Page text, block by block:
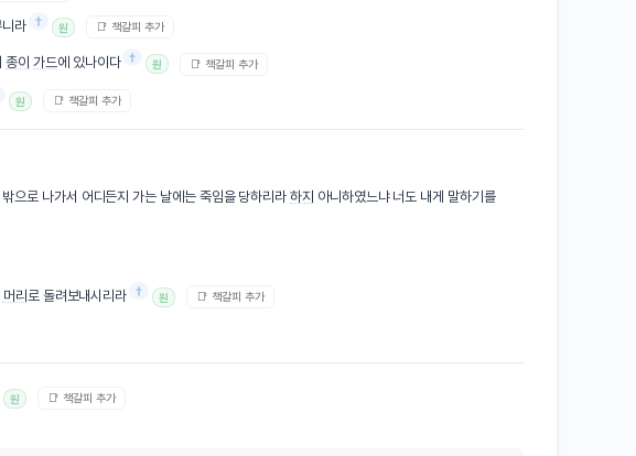
라 † 원 📑 책갈피 추가
종이 가드에 있나이다 † 원 📑 책갈피 추가
원 📑 책갈피 추가
으로 나가서 어디든지 가는 날에는 죽임을 당하리라하지 아니하였느냐 너도 내게 말하기를
머리 로 돌려보내시리라 † 원 📑 책갈피 추가
원 📑 책갈피 추가